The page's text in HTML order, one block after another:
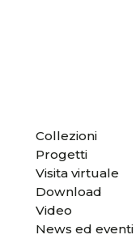
Collezioni
Progetti
Visita virtuale
Download
Video
News ed eventi